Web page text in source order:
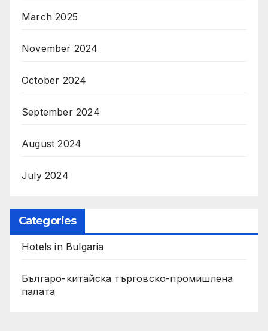
March 2025
November 2024
October 2024
September 2024
August 2024
July 2024
Categories
Hotels in Bulgaria
Българо-китайска търговско-промишлена
палата